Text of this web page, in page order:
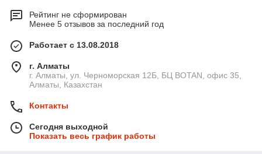
Рейтинг не сформирован
Менее 5 отзывов за последний год
Работает с 13.08.2018
г. Алматы
г. Алматы, ул. Черноморская 12Б, БЦ BOTAN, офис 35,
Алматы, Казахстан
Контакты
Сегодня выходной
Показать весь график работы